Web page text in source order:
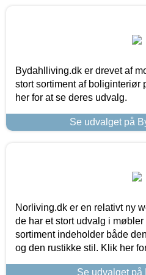
Bydahlliving.dk er drevet af
stort sortiment af boliginteriør
her for at se deres udvalg.
Se udvalget på
Norliving.dk er en relativt ny
de har et stort udvalg i
sortiment indeholder både
og den rustikke stil. Klik her
Se udvalget på